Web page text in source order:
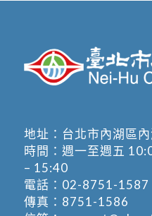
地址： 台北市內湖區
時間：週一至週五
– 15:40
電話： 02-8751-1587
傳真：8751-1586